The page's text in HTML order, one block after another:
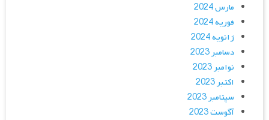
مارس 2024
فوریه 2024
ژانویه 2024
دسامبر 2023
نوامبر 2023
اکتبر 2023
سپتامبر 2023
آگوست 2023